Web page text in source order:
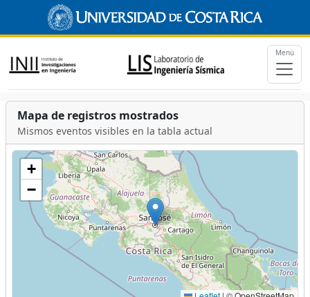
Menú
Mapa de registros mostrados
Mismos eventos visibles en la tabla actual
+
−